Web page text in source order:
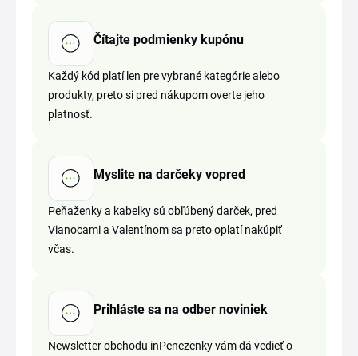
Čítajte podmienky kupónu
Každý kód platí len pre vybrané kategórie alebo
produkty, preto si pred nákupom overte jeho
platnosť.
Myslite na darčeky vopred
Peňaženky a kabelky sú obľúbený darček, pred
Vianocami a Valentínom sa preto oplatí nakúpiť
včas.
Prihláste sa na odber noviniek
Newsletter obchodu inPenezenky vám dá vedieť o